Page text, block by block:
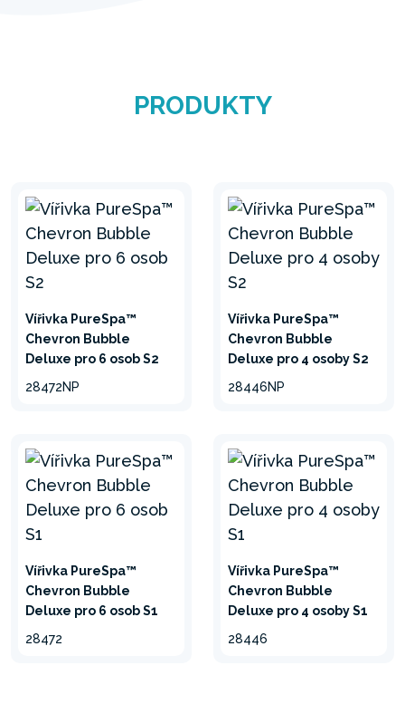
3VRSTVÉ
LAMINOVANÉ PVC
SUPERTOUGH™
3 vrstvy PVC s technologií
SuperTough™ poskytují větší
odolnost a maximální
podporu. Horní a spodní
PRODUKTY
Vířivka PureSpa™
Chevron Bubble
Deluxe pro 6 osob S2
28472NP
Vířivka PureSpa™
Chevron Bubble
Deluxe pro 4 osoby S2
28446NP
Vířivka PureSpa™
Chevron Bubble
Deluxe pro 6 osob S1
28472
Vířivka PureSpa™
Chevron Bubble
Deluxe pro 4 osoby S1
28446